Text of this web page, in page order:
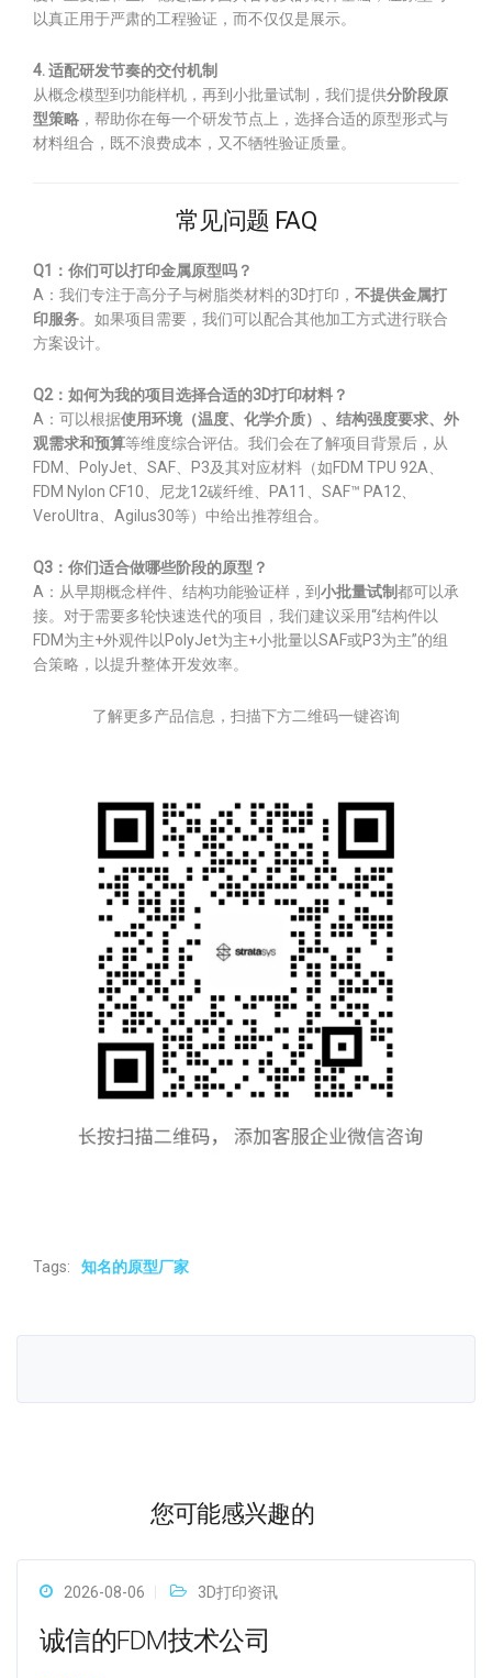
以真正用于严肃的工程验证，而不仅仅是展示。
4. 适配研发节奏的交付机制
从概念模型到功能样机，再到小批量试制，我们提供分阶段原
型策略 ，帮助你在每一个研发节点上，选择合适的原型形式与
材料组合，既不浪费成本，又不牺牲验证质量。
常见问题 FAQ
Q1：你们可以打印金属原型吗？
A：我们专注于高分子与树脂类材料的3D打印， 不提供金属打
印服务。如果项目需要，我们可以配合其他加工方式进行联合
方案设计。
Q2：如何为我的项目选择合适的3D打印材料？
A：可以根据使用环境（温度、化学介质）、结构强度要求、外
观需求和预算等维度综合评估。我们会在了解项目背景后，从
FDM、PolyJet、SAF、P3及其对应材料（如FDM TPU 92A、
FDM Nylon CF10、尼龙12碳纤维、PA11、SAF™ PA12、
VeroUltra、Agilus30等）中给出推荐组合。
Q3：你们适合做哪些阶段的原型？
A：从早期概念样件、结构功能验证样，到 小批量试制都可以承
接。对于需要多轮快速迭代的项目，我们建议采用“结构件以
FDM为主+外观件以PolyJet为主+小批量以SAF或P3为主”的组
合策略，以提升整体开发效率。
了解更多产品信息，扫描下方二维码一键咨询
Tags: 知名的原型厂家
您可能感兴趣的
2026-08-06 3D打印资讯
诚信的FDM技术公司